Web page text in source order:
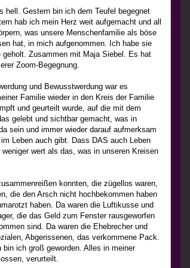
hell. Gestern bin ich dem Teufel begegnet
hab ich mein Herz weit aufgemacht und all
was unsere Menschenfamilie als böse
hat, in mich aufgenommen. Ich habe sie
Zusammen mit Maja Siebel. Es hat
Zoom-Begegnung.
und Bewusstwerdung war es
Familie wieder in den Kreis der Familie
und geurteilt wurde, auf die mit dem
gelebt und sichtbar gemacht, was in
sein und immer wieder darauf aufmerksam
Leben auch gibt. Dass DAS auch Leben
wert als das, was in unseren Kreisen
konnten, die zügellos waren,
die den Arsch nicht hochbekommen haben
haben. Da waren die Luftikusse und
die das Geld zum Fenster rausgeworfen
sind. Da waren die Ehebrecher und
Abgerissenen, das verkommene Pack.
ich groß geworden. Alles in meiner
verurteilt.